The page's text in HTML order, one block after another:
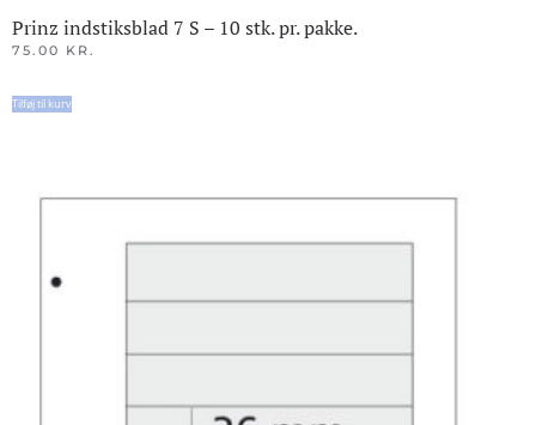
Prinz indstiksblad 7 S – 10 stk. pr. pakke.
75.00 KR.
Tilføj til kurv